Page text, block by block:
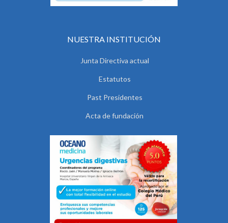
NUESTRA INSTITUCIÓN
Junta Directiva actual
Estatutos
Past Presidentes
Acta de fundación